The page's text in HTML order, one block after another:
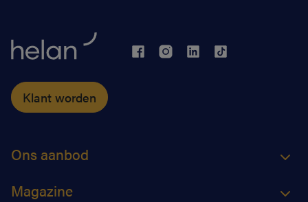
Klant worden
Ons aanbod
Magazine